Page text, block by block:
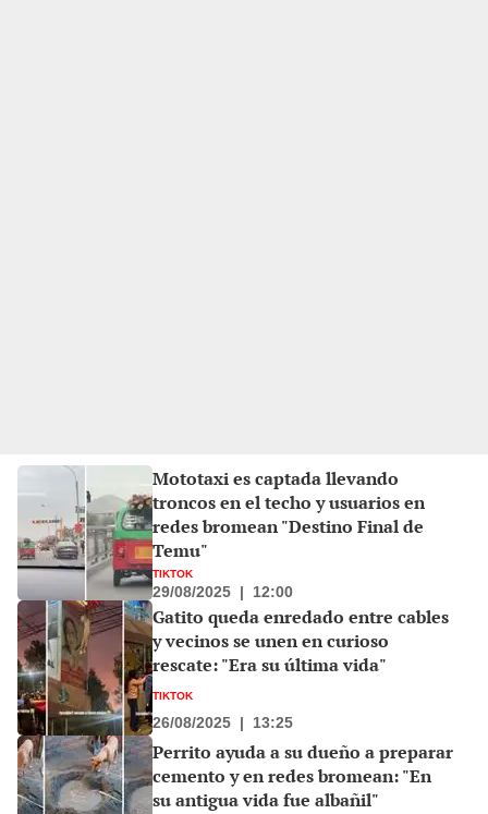
Mototaxi es captada llevando
troncos en el techo y usuarios en
redes bromean "Destino Final de
Temu"
TIKTOK
29/08/2025 | 12:00
Gatito queda enredado entre cables
y vecinos se unen en curioso
rescate: "Era su última vida"
TIKTOK
26/08/2025 | 13:25
Perrito ayuda a su dueño a preparar
cemento y en redes bromean: "En
su antigua vida fue albañil"